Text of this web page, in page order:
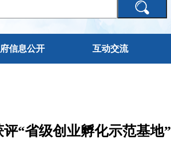
信息公开 互动交流
“省级创业孵化示范基地”